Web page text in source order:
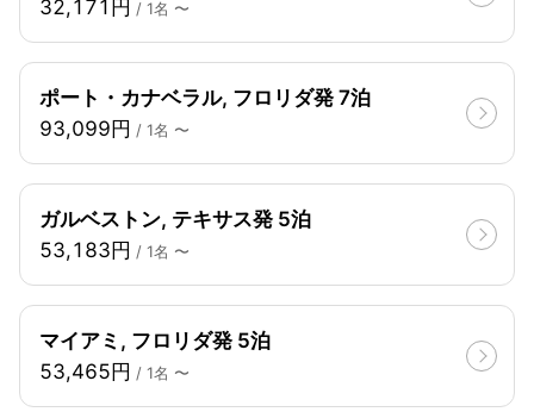
32,171円 / 1名 〜
ポート・カナベラル, フロリダ発 7泊
93,099円 / 1名 〜
ガルベストン, テキサス発 5泊
53,183円 / 1名 〜
マイアミ, フロリダ発 5泊
53,465円 / 1名 〜